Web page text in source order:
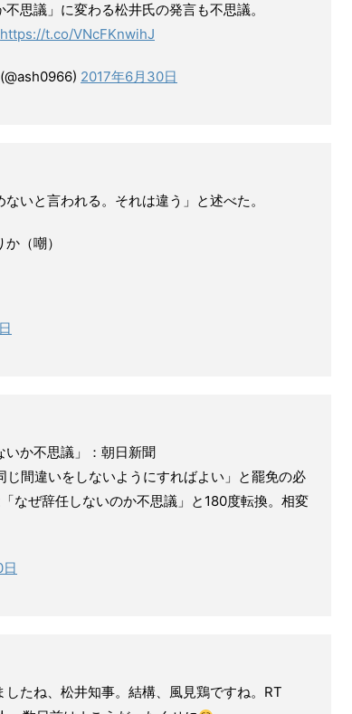
思議」に変わる松井氏の発言も不思議。
https://t.co/VNcFKnwihJ
2017年6月30日
いと言われる。それは違う」と述べた。
（嘲）
いか不思議」：朝日新聞
間違いをしないようにすればよい」と罷免の必
なぜ辞任しないのか不思議」と180度転換。相変
たね、松井知事。結構、風見鶏ですね。RT